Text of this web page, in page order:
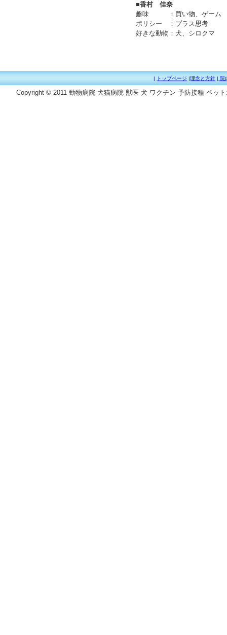
■香村 佳奈
趣味
： 買い物、ゲーム
ポリシー
： プラス思考
好きな動物 ： 犬、シロクマ
| トップページ |理念と方針 | 院
Copyright © 2011 動物病院 犬猫病院 獣医 犬 ワクチン 予防接種 ペッ